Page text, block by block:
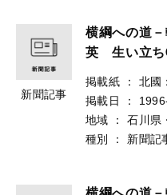
新聞記事
横綱への道
英 生い立
掲載紙 ：
北國
掲載日
：
地域
：
石川県
種別
： 新聞記